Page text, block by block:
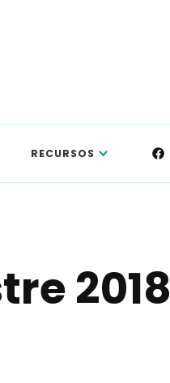
RECURSOS
2018